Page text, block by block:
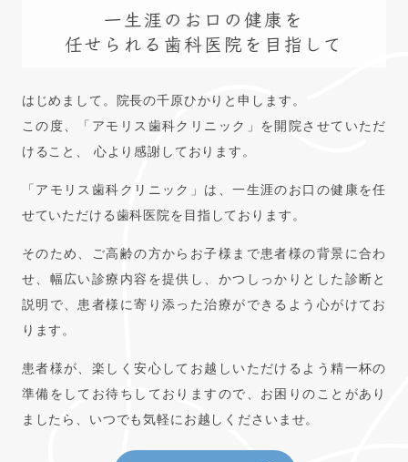
一生涯のお口の健康を
任せられる歯科医院を目指して
はじめまして。院長の千原ひかりと申します。
この度、「アモリス歯科クリニック」を開院させていただ
けること、
心より感謝しております。
「アモリス歯科クリニック」は、一生涯のお口の健康を任
せていただける歯科医院を目指しております。
そのため、ご高齢の方からお子様まで患者様の背景に合わ
せ、幅広い診療内容を提供し、 かつしっかりとした診断と
説明で、患者様に寄り添った治療ができるよう心がけてお
ります。
患者様が、楽しく安心してお越しいただけるよう精一杯の
準備をしてお待ちしておりますので、お困りのことがあり
ましたら、いつでも気軽にお越しくださいませ。